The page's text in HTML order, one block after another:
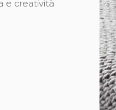
e creatività